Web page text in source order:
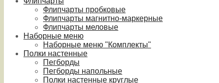
Флипчарты пробковые
Флипчарты магнитно-маркерные
Флипчарты меловые
Наборные меню
Наборные меню "Комплекты"
Полки настенные
Пегборды
Пегборды напольные
Полки настенные круглые